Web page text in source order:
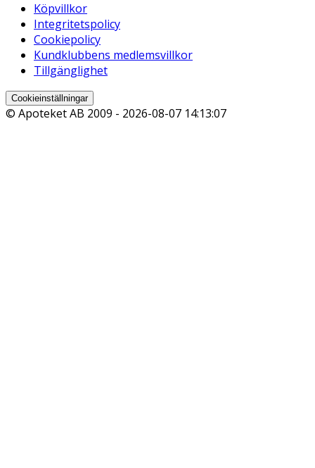
Köpvillkor
Integritetspolicy
Cookiepolicy
Kundklubbens medlemsvillkor
Tillgänglighet
Cookieinställningar
© Apoteket AB 2009 - 2026-08-07 14:13:07